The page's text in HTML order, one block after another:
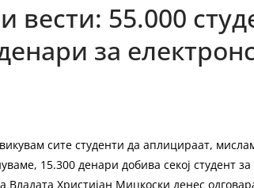
вести: 55.000
за
сите студенти да аплицираат,
15.300 денари добива секој студент
Владата Христијан Мицкоски денес